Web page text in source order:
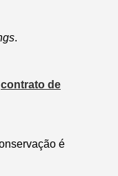
.
contrato de
é